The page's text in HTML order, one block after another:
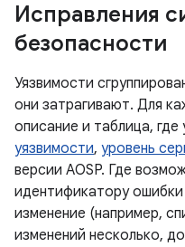
Исправления
безопасности
Уязвимости
они затрагивают. Для
описание и таблица, где
уязвимости, уровень
версии AOSP. Где
идентификатору ошибки
изменение (например,
изменений несколько,